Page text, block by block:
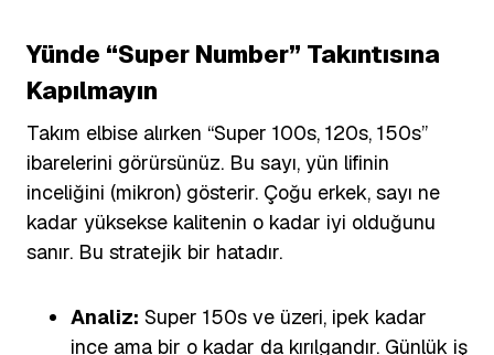
Yünde “Super Number” Takıntısına
Kapılmayın
Takım elbise alırken “Super 100s, 120s, 150s”
ibarelerini görürsünüz. Bu sayı, yün lifinin
inceliğini (mikron) gösterir. Çoğu erkek, sayı ne
kadar yüksekse kalitenin o kadar iyi olduğunu
sanır. Bu stratejik bir hatadır.
Analiz: Super 150s ve üzeri, ipek kadar
ince ama bir o kadar da kırılgandır. Günlük iş